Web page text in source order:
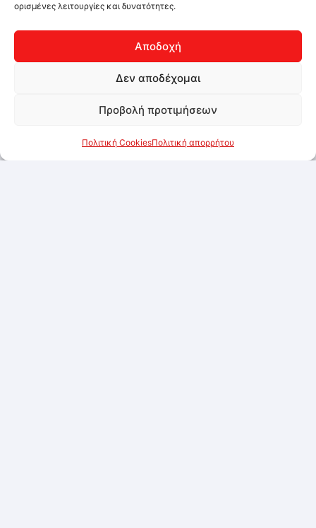
ορισμένες λειτουργίες και δυνατότητες.
Αποδοχή
Δεν αποδέχομαι
Προβολή προτιμήσεων
Πολιτική CookiesΠολιτική απορρήτου